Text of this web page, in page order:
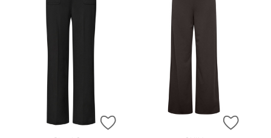
ZUR WUNSCHLISTE HINZUFÜGEN
ZUR